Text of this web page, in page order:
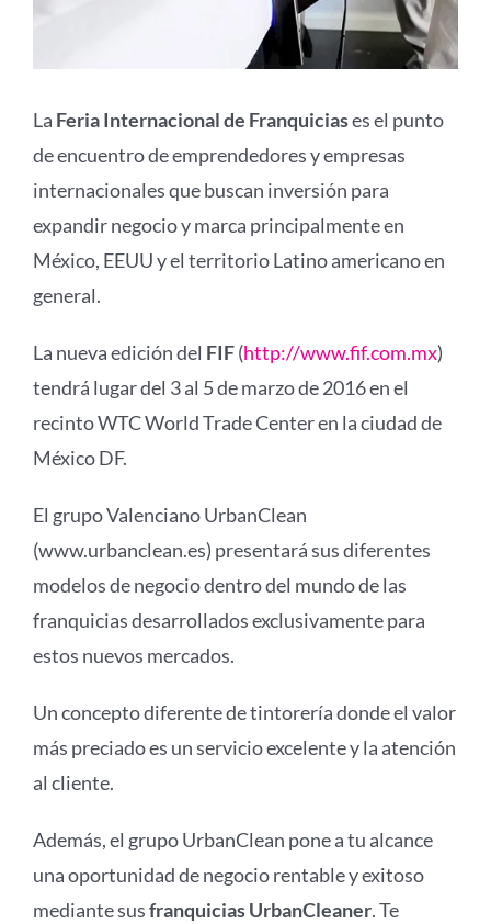
La Feria Internacional de Franquiciases el punto
de encuentro de emprendedores y empresas
internacionales que buscan inversión para
expandir negocio y marca principalmente en
México, EEUU y el territorio Latino americano en
general.
La nueva edición del FIF(http://www.fif.com.mx)
tendrá lugar del 3 al 5 de marzo de 2016 en el
recinto WTC World Trade Center en la ciudad de
México DF.
El grupo Valenciano UrbanClean
(www.urbanclean.es) presentará sus diferentes
modelos de negocio dentro del mundo de las
franquicias desarrollados exclusivamente para
estos nuevos mercados.
Un concepto diferente de tintorería donde el valor
más preciado es un servicio excelente y la atención
al cliente.
Además, el grupo UrbanClean pone a tu alcance
una oportunidad de negocio rentable y exitoso
mediante susfranquicias UrbanCleaner. Te